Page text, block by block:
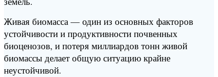
Живая биомасса — один из основных факторов
устойчивости и продуктивности почвенных
биоценозов, и потеря миллиардов тонн живой
биомассы делает общую ситуацию крайне
неустойчивой.